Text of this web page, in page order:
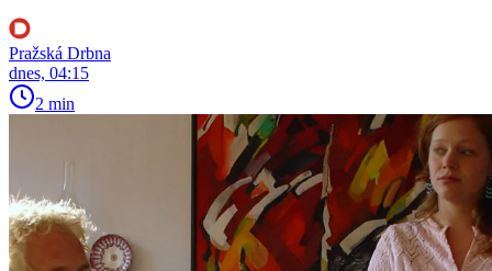
Pražská Drbna
dnes, 04:15
2 min